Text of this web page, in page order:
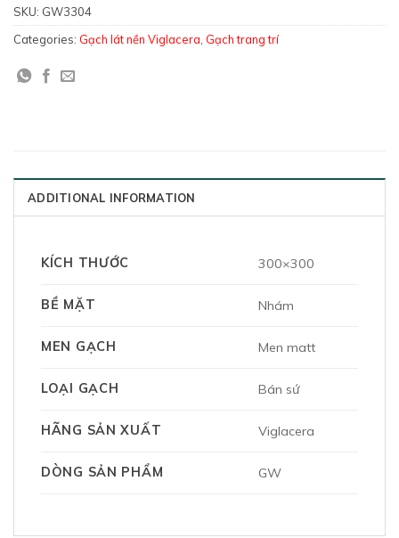
SKU: GW3304
Categories: Gạch lát nền Viglacera Gạch trang trí
ADDITIONAL INFORMATION
KÍCH THƯỚC 300×300
BỀ MẶT Nhám
MEN GẠCH Men matt
LOẠI GẠCH Bán sứ
HÃNG SẢN XUẤT Viglacera
DÒNG SẢN PHẨM GW